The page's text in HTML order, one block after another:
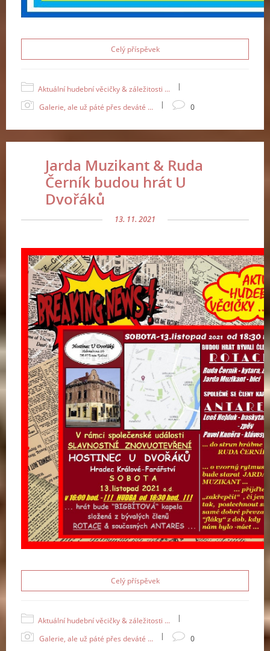
Celý příspěvek
Aktuální hudební věcičky & záležitosti ... |
Galerie, ale už páté přes deváté ... | 0
Jarda Muzikant & Ruda
Černík budou hrát U
Dvořáků
13. 11. 2021
Celý příspěvek
Aktuální hudební věcičky & záležitosti ... |
Galerie, ale už páté přes deváté ... | 0